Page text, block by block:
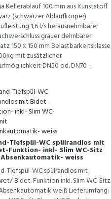
Kellerablauf 100 mm aus Kunststoff
(schwarzer Ablaufkörper)
1,6 l/s herausnehmbarer
grauer dehnbarer
150 x 150 mm Belastbarkeitsklasse
mit zusätzlicher
DN50 od. DN70 ...
Tiefspül-WC spülrandlos mit
Funktion- inkl- Slim WC-Sitz
weiss
Tiefspül-WC spülrandlos mit
Bidet-Funktion inkl. Slim WC-Sitz
weiß Lieferumfang: